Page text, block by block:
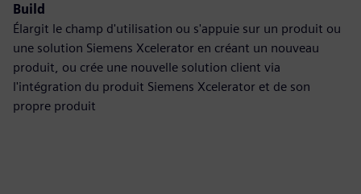
Build
Élargit le champ d'utilisation ou s'appuie sur un produit ou
une solution Siemens Xcelerator en créant un nouveau
produit, ou crée une nouvelle solution client via
l'intégration du produit Siemens Xcelerator et de son
propre produit